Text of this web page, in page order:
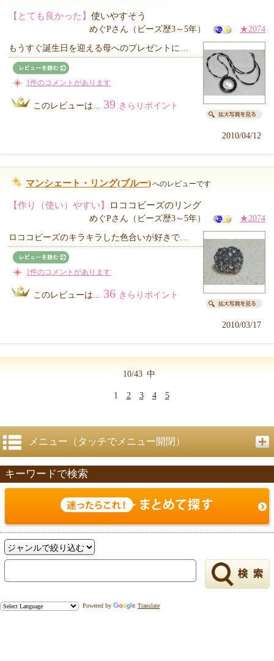
【とても良かった】 使いやすそう
めぐPさん（ビーズ歴3～5年） ★2074
もうすぐ誕生日を迎える母へのプレゼントに…
1件のコメントがあります
このレビューは... 39 きらりポイント
2010/04/12
マンシェート・リング(ブルー)へのレビューです
【作り（使い）やすい】 ロココビーズのリング
めぐPさん（ビーズ歴3～5年） ★2074
ロココビーズのキラキラした色合いが好きで…
1件のコメントがあります
このレビューは... 36 きらりポイント
2010/03/17
10/43 中
1 2 3 4 5
メニュー（タッチでメニュー開閉）
キーワードで検索
Powered by Translate